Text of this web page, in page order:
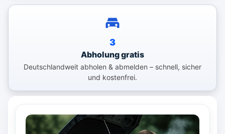
3
Abholung gratis
Deutschlandweit abholen & abmelden – schnell, sicher
und kostenfrei.